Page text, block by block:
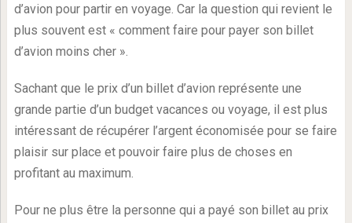
d’avion pour partir en voyage. Car la question qui revient le
plus souvent est « comment faire pour payer son billet
d’avion moins cher ».
Sachant que le prix d’un billet d’avion représente une
grande partie d’un budget vacances ou voyage, il est plus
intéressant de récupérer l’argent économisée pour se faire
plaisir sur place et pouvoir faire plus de choses en
profitant au maximum.
Pour ne plus être la personne qui a payé son billet au prix